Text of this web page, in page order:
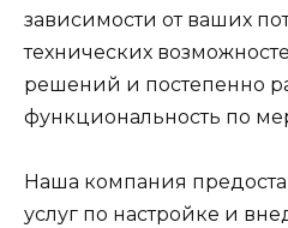
зависимости от ваших
технических
решений и постепенно
функциональность по
Наша компания
услуг по настройке и